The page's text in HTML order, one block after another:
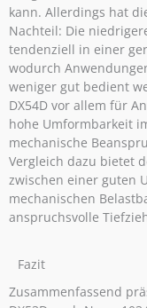
kann. Allerdings hat
Nachteil: Die
tendenziell in einer
wodurch
weniger gut bedient
DX54D vor allem für
hohe Umformbarkeit
mechanische
Vergleich dazu bietet
zwischen einer guten
mechanischen
anspruchsvolle
Fazit
Zusammenfassend